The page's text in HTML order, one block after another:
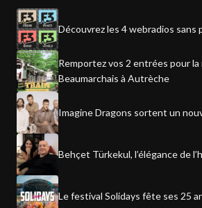
Découvrez les 4 webradios sans
Remportez vos 2 entrées pour
Beaumarchais à Autrèche
Imagine Dragons sortent un
Behçet Türkekul, l’élégance de
Le festival Solidays fête ses 25